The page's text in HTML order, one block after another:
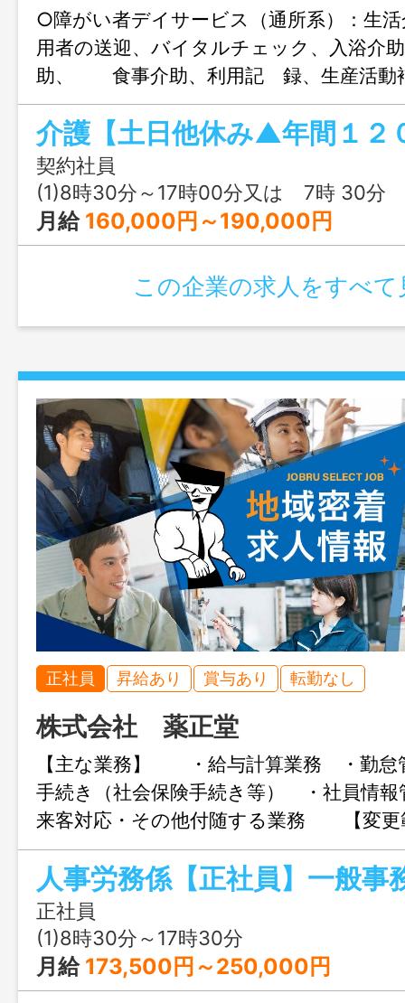
○障がい者デイサービス（通所系）：
用者の送迎、バイタルチェック、入浴介
助、 食事介助、利用記 録、生産活動
ど ○就労継続支Ｂ型業務 利用者の送
録、生産活動業務 請負作業やハンドメ
補助業務 利用者の生産活動の補
未経験の方でもできる業務です。 利
０名 変
囲：変更なし
契約社員
(1)8時30分～17時00分又は 7時 30
月給 160,000円～190,000円
この企業の求人をすべて
正社員 昇給あり 賞与あり 転勤なし
株式会社 薬正堂
【主な業務】 ・給与計算業務 ・勤怠
手続き（社会保険手続き等） ・社員情
来客対応・その他付随する業務 【変更
し】
人事労務係【正社員】一般
正社員
(1)8時30分～17時30分
月給 173,500円～250,000円